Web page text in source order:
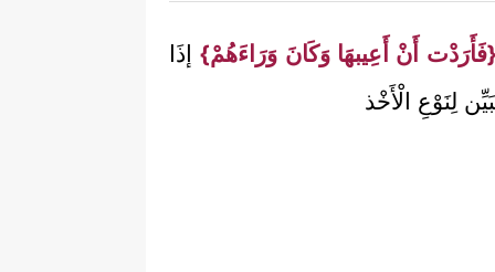
{فَأَرَدْت أَنْ أَعِيبهَا وَكَانَ وَرَاءَهُمْ}إذَا
لِنَوْعِ الْأَخْذ